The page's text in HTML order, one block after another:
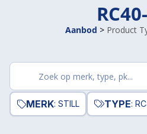
Aanbod > Product
producten
MERK: STILL TYPE: